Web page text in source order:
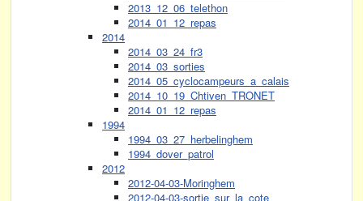
2013_12_06_telethon
2014_01_12_repas
2014
2014_03_24_fr3
2014_03_sorties
2014_05_cyclocampeurs_a_calais
2014_10_19_Chtiven_TRONET
2014_01_12_repas
1994
1994_03_27_herbelinghem
1994_dover_patrol
2012
2012-04-03-Moringhem
2012-04-03-sortie_sur_la_cote